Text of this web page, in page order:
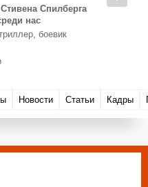
Спилберга
нас
боевик
Новости Статьи Кадры